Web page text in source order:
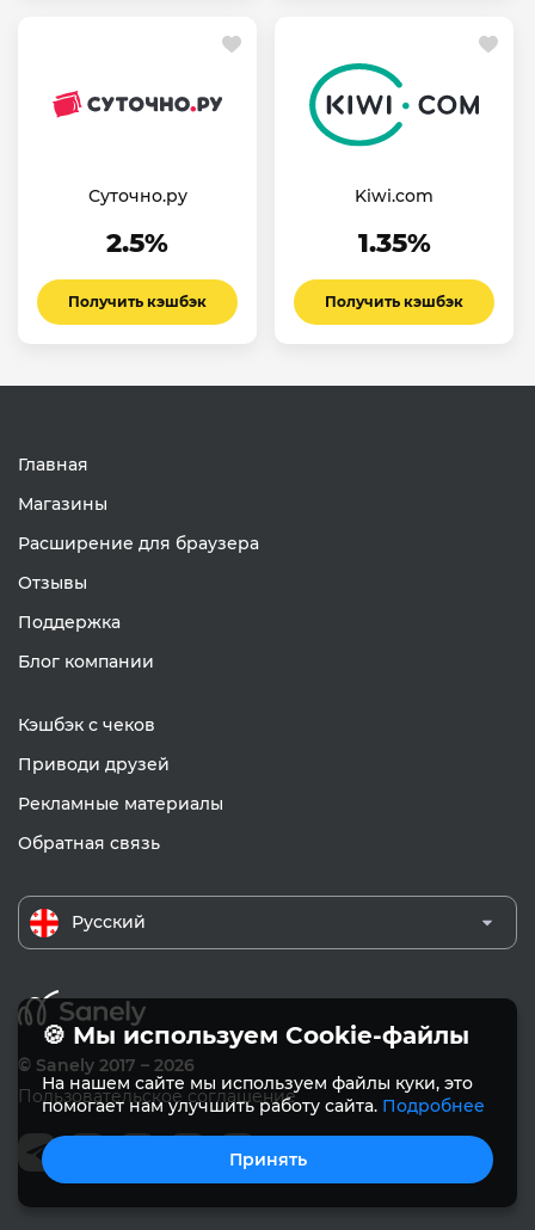
Суточно.ру
2.5%
Получить кэшбэк
Kiwi.com
1.35%
Получить кэшбэк
Главная
Магазины
Расширение для браузера
Отзывы
Поддержка
Блог компании
Кэшбэк с чеков
Приводи друзей
Рекламные материалы
Обратная связь
Русский
© Sanely 2017 – 2026
Пользовательское соглашение
🍪 Мы используем Cookie-файлы
На нашем сайте мы используем файлы куки, это
помогает нам улучшить работу сайта. Подробнее
Принять